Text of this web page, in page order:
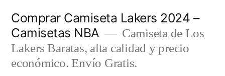
contenido
Comprar Camiseta Lakers 2024 –
Camisetas NBA
Camiseta de Los
Lakers Baratas, alta calidad y precio
económico. Envío Gratis.